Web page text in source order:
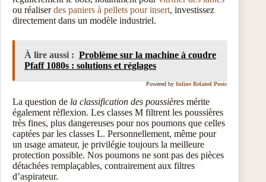
ou réaliserdes paniers à pellets pour insert, investissez
directement dans un modèle industriel.
À lire aussi : Problème sur la machine à coudre
Pfaff 1080s : solutions et réglages
Powered by Inline Related Posts
La question de la classification des poussières mérite
également réflexion. Les classes M filtrent les poussières
très fines, plus dangereuses pour nos poumons que celles
captées par les classes L. Personnellement, même pour
un usage amateur, je privilégie toujours la meilleure
protection possible. Nos poumons ne sont pas des pièces
détachées remplaçables, contrairement aux filtres
d’aspirateur.